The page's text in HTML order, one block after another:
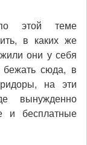
этой теме
в каких же
они у себя
сюда, в
на эти
вынужденно
и бесплатные